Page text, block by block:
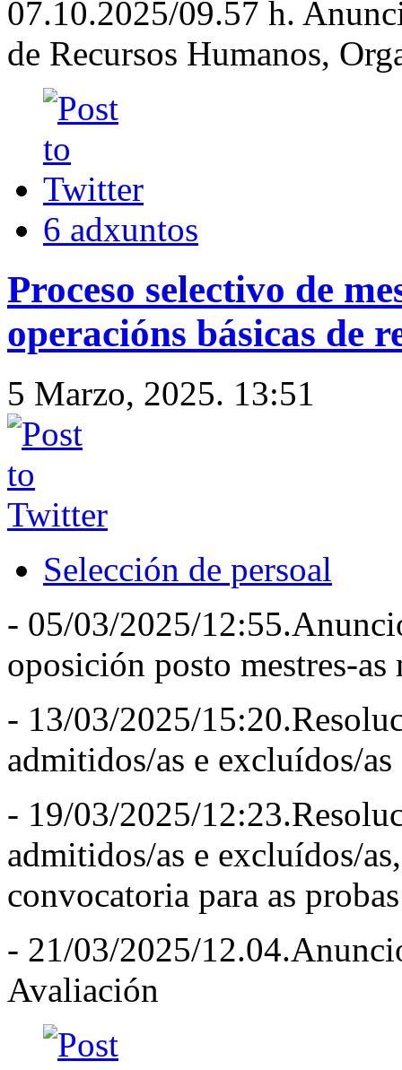
07.10.2025/09.57 h.
de Recursos Humanos,
6 adxuntos
Proceso selectivo de
operacións básicas de
5 Marzo, 2025. 13:51
Selección de persoal
- 05/03/2025/
oposición posto mestres-
- 13/03/2025/
admitidos/as e excluídos/as
- 19/03/2025/
admitidos/as e excluídos/
convocatoria para as
- 21/03/2025/
Avaliación